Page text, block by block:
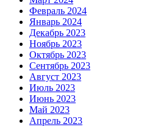
Февраль 2024
Январь 2024
Декабрь 2023
Ноябрь 2023
Октябрь 2023
Сентябрь 2023
Август 2023
Июль 2023
Июнь 2023
Май 2023
Апрель 2023